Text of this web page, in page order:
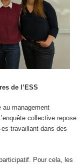
de l’ESS
au management
collective repose
travaillant dans des
Pour cela, les